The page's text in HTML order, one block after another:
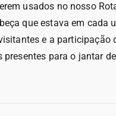
usados no nosso
que estava em cada
e a participação
para o jantar